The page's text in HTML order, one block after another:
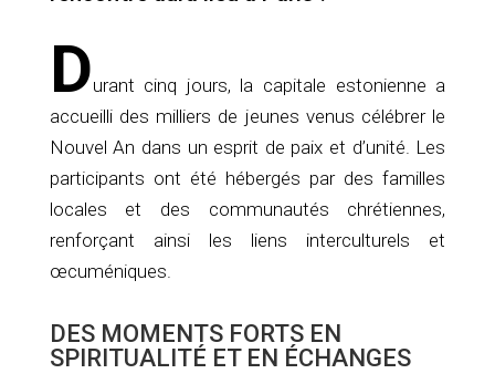
Durant cinq jours, la capitale estonienne a
accueilli des milliers de jeunes venus célébrer le
Nouvel An dans un esprit de paix et d’unité. Les
participants ont été hébergés par des familles
locales et des communautés chrétiennes,
renforçant ainsi les liens interculturels et
œcuméniques. ​
DES MOMENTS FORTS EN
SPIRITUALITÉ ET EN ÉCHANGES